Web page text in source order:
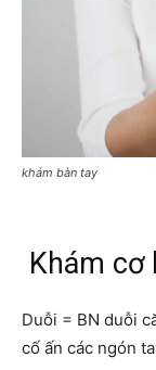
khám bàn tay
Khám cơ
Duỗi = BN duỗi
cố ấn các ngón